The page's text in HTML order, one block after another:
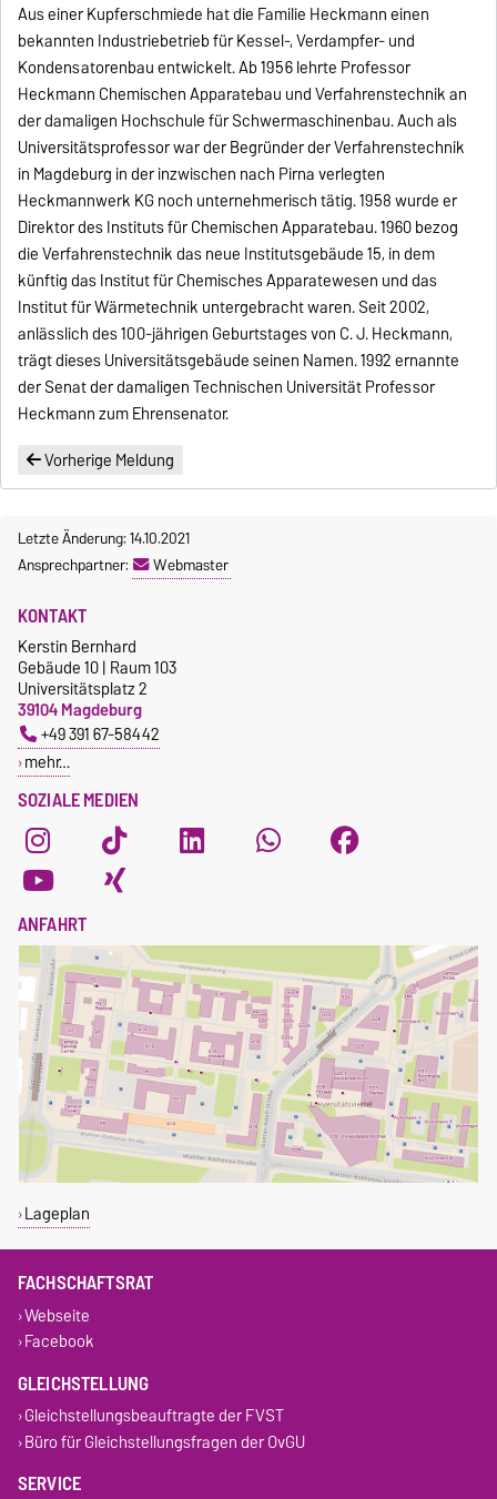
Aus einer Kupferschmiede hat die Familie Heckmann einen
bekannten Industriebetrieb für Kessel-, Verdampfer- und
Kondensatorenbau entwickelt. Ab 1956 lehrte Professor
Heckmann Chemischen Apparatebau und Verfahrenstechnik an
der damaligen Hochschule für Schwermaschinenbau. Auch als
Universitätsprofessor war der Begründer der Verfahrenstechnik
in Magdeburg in der inzwischen nach Pirna verlegten
Heckmannwerk KG noch unternehmerisch tätig. 1958 wurde er
Direktor des Instituts für Chemischen Apparatebau. 1960 bezog
die Verfahrenstechnik das neue Institutsgebäude 15, in dem
künftig das Institut für Chemisches Apparatewesen und das
Institut für Wärmetechnik untergebracht waren. Seit 2002,
anlässlich des 100-jährigen Geburtstages von C. J. Heckmann,
trägt dieses Universitätsgebäude seinen Namen. 1992 ernannte
der Senat der damaligen Technischen Universität Professor
Heckmann zum Ehrensenator.
Vorherige Meldung
Letzte Änderung: 14.10.2021
Ansprechpartner:
Webmaster
SOZIALE MEDIEN
KONTAKT
Kerstin Bernhard
Gebäude 10 | Raum 103
Universitätsplatz 2
39104 Magdeburg
+49 391 67-58442
mehr…
ANFAHRT
Lageplan
FACHSCHAFTSRAT
Webseite
Facebook
GLEICHSTELLUNG
Gleichstellungsbeauftragte der FVST
Büro für Gleichstellungsfragen der OvGU
SERVICE